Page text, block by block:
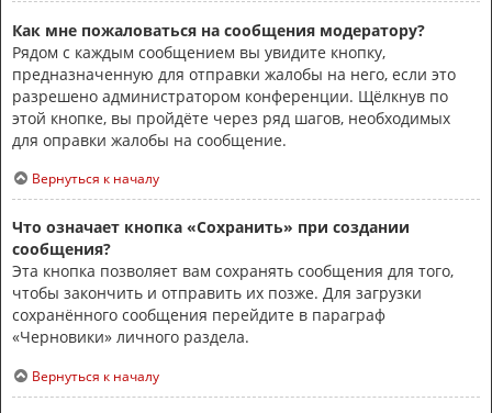
Как мне пожаловаться на сообщения модератору?
Рядом с каждым сообщением вы увидите кнопку,
предназначенную для отправки жалобы на него, если это
разрешено администратором конференции. Щёлкнув по
этой кнопке, вы пройдёте через ряд шагов, необходимых
для оправки жалобы на сообщение.
Вернуться к началу
Что означает кнопка «Сохранить» при создании
сообщения?
Эта кнопка позволяет вам сохранять сообщения для того,
чтобы закончить и отправить их позже. Для загрузки
сохранённого сообщения перейдите в параграф
«Черновики» личного раздела.
Вернуться к началу